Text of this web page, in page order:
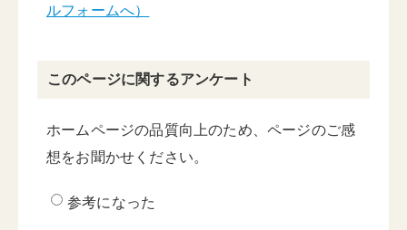
ルフォームへ）
このページに関するアンケート
ホームページの品質向上のため、ページのご感
想をお聞かせください。
参考になった